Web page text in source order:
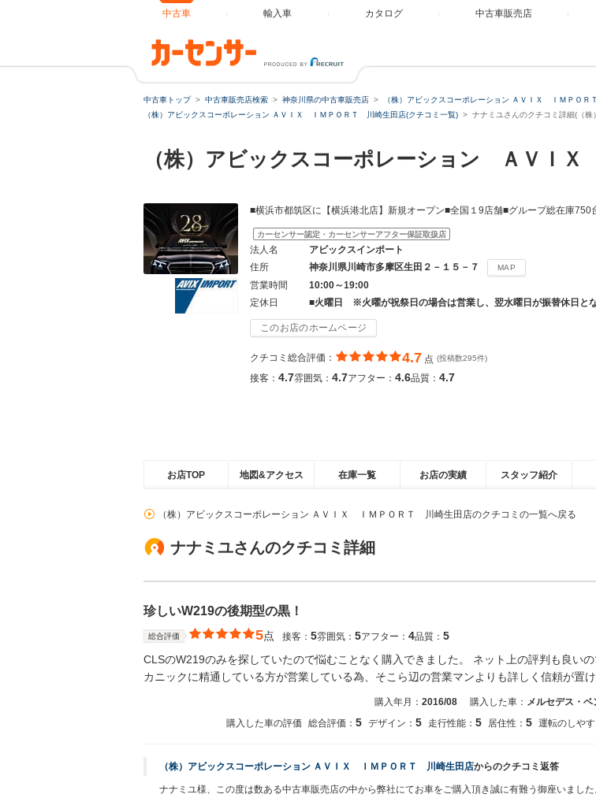
中古車 輸入車 カタログ 中古車販売店
中古車トップ 中古車販売店検索 神奈川県の中古車販売店
（株）アビックスコーポレーション ＡＶＩＸ ＩＭＰＯ
（株）アビックスコーポレーション ＡＶＩＸ ＩＭＰＯＲＴ 川崎生田店(クチコミ一覧)
ナナミユさんのクチコミ詳細(（
（株）アビックスコーポレーション ＡＶＩ
■横浜市都筑区に【横浜港北店】新規オープン■全国１9店舗■グループ総在庫750
カーセンサー認定・カーセンサーアフター保証取扱店
法人名
アビックスインポート
住所
神奈川県川崎市多摩区生田２－１５－７ MAP
営業時間
10:00～19:00
定休日
■火曜日 ※火曜が祝祭日の場合は営業し、翌水曜日が振替休日とな
このお店のホームページ
クチコミ総合評価： 4.7 点 (投稿数295件)
接客： 4.7雰囲気： 4.7アフター： 4.6品質： 4.7
お店TOP 地図&アクセス 在庫一覧 お店の実績 スタッフ紹介
（株）アビックスコーポレーション ＡＶＩＸ ＩＭＰＯＲＴ 川崎生田店のクチコミの一覧へ戻る
ナナミユさんのクチコミ詳細
珍しいW219の後期型の黒！
総合評価 5点 接客： 5雰囲気： 5アフター： 4品質： 5
CLSのW219のみを探していたので悩むことなく購入できました。 ネット上の評判も良い
カニックに精通している方が営業している為、そこら辺の営業マンよりも詳しく信頼が置け
購入年月： 2016/08 購入した車： メルセデス・
購入した車の評価
総合評価： 5 デザイン： 5 走行性能： 5 居住性： 5 運転のしやす
（株）アビックスコーポレーション ＡＶＩＸ ＩＭＰＯＲＴ 川崎生田店からのクチコミ返答
ナナミユ様、この度は数ある中古車販売店の中から弊社にてお車をご購入頂き誠に有難う御座いまし